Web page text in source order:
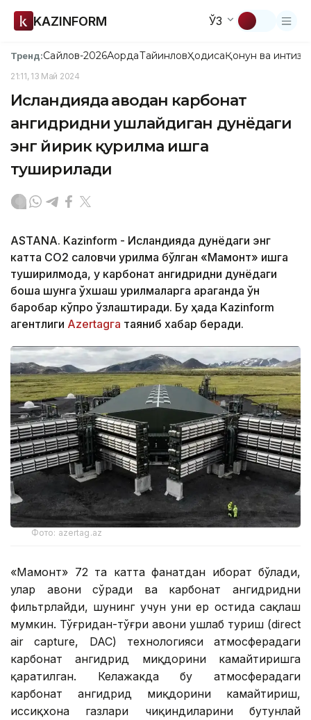
KAZINFORM ЎЗ
Тренд:Сайлов-2026АқордаТайинловҲодисаҚонун ва
21:11, 13 Май 2024
Исландияда ҳаводан карбонат
ангидридни ушлайдиган дунёдаги
энг йирик қурилма ишга
туширилади
ASTANA. Kazinform - Исландияда дунёдаги энг
катта CО2 сақловчи қурилма бўлган «Мамонт» ишга
туширилмоқда, у карбонат ангидридни дунёдаги
бошқа шунга ўхшаш қурилмаларга қараганда ўн
баробар кўпроқ ўзлаштиради. Бу ҳақда Kazinform
агентлиги Azertagга таяниб хабар беради.
Фото: azertag.az
«Мамонт» 72 та катта фанатдан иборат бўлади,
улар ҳавони сўради ва карбонат ангидридни
фильтрлайди, шунинг учун уни ер остида сақлаш
мумкин. Тўғридан-тўғри ҳавони ушлаб туриш (direct
air capture, DAC) технологияси атмосферадаги
карбонат ангидрид миқдорини камайтиришга
қаратилган. Келажакда бу атмосферадаги
карбонат ангидрид миқдорини камайтириш,
иссиқхона газлари чиқиндиларини бутунлай